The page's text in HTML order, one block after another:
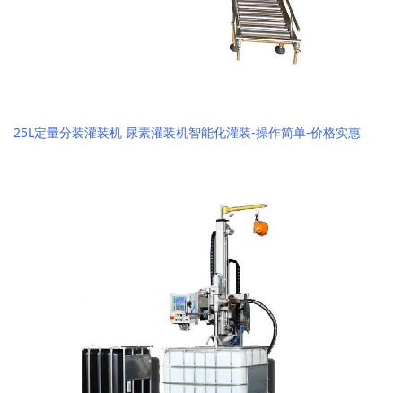
25L定量分装灌装机 尿素灌装机智能化灌装-操作简单-价格实惠